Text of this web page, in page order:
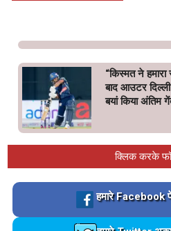
“किस्मत ने
बाद आउटर दिल्ली
बयां किया अंतिम
क्लिक करके
Loading…
हमारे Facebook